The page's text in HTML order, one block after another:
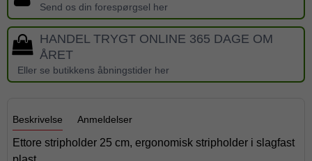
Send os din forespørgsel her
HANDEL TRYGT ONLINE 365 DAGE OM
ÅRET
Eller se butikkens åbningstider her
Beskrivelse Anmeldelser
Ettore stripholder 25 cm, ergonomisk stripholder i slagfast